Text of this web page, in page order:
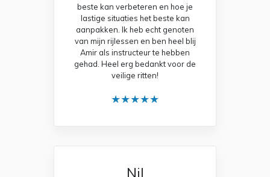
beste kan verbeteren en hoe je
lastige situaties het beste kan
aanpakken. Ik heb echt genoten
van mijn rijlessen en ben heel blij
Amir als instructeur te hebben
gehad. Heel erg bedankt voor de
veilige ritten!
★★★★★
Nil